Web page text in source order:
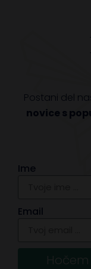
Postani del
novice s
Ime
Email